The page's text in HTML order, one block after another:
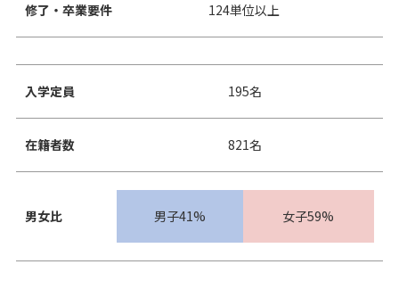
修了・卒業要件 124単位以上
入学定員 195名
在籍者数 821名
男女比 男子41% 女子59%